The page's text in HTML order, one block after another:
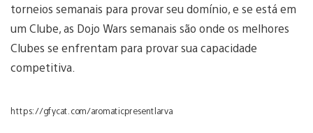
torneios semanais para provar seu domínio, e se está em
um Clube, as Dojo Wars semanais são onde os melhores
Clubes se enfrentam para provar sua capacidade
competitiva.
https://gfycat.com/aromaticpresentlarva